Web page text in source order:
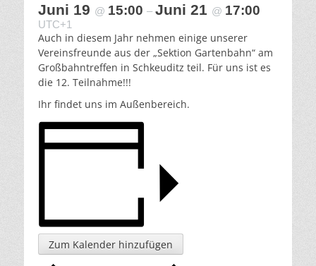
Juni 19 @ 15:00 – Juni 21 @ 17:00
UTC+1
Auch in diesem Jahr nehmen einige unserer
Vereinsfreunde aus der „Sektion Gartenbahn“ am
Großbahntreffen in Schkeuditz teil. Für uns ist es
die 12. Teilnahme!!!
Ihr findet uns im Außenbereich.
Zum Kalender hinzufügen